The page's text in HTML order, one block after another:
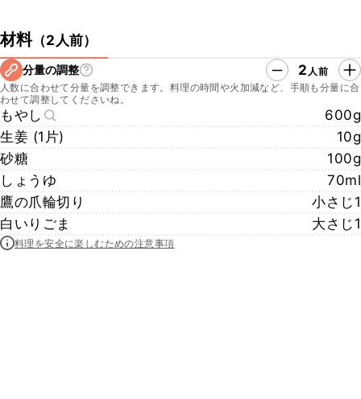
材料（2人前）
分量の調整 2 人前
人数に合わせて分量を調整できます。料理の時間や火加減など、手順も分量に合
わせて調整してくださいね。
もやし
600g
生姜 (1片)
10g
砂糖
100g
しょうゆ
70ml
鷹の爪輪切り
小さじ1
白いりごま
大さじ1
料理を安全に楽しむための注意事項